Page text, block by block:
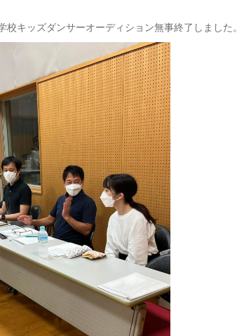
校キッズダンサーオーディション無事終了しました。